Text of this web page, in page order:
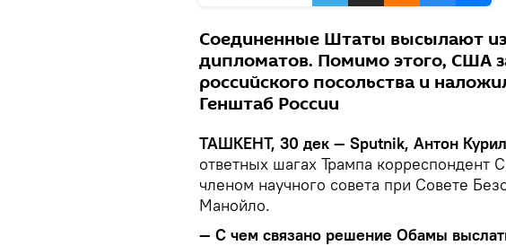
Соединенные Штаты высылают из
дипломатов. Помимо этого, США
российского посольства и
Генштаб России
ТАШКЕНТ, 30 дек — Sputnik, Антон
ответных шагах Трампа
членом научного совета при Совете
Манойло.
— С чем связано решение Обамы